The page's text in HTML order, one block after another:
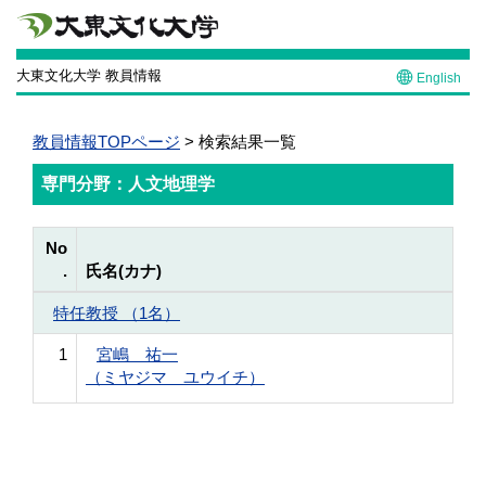
大東文化大学 教員情報 English
教員情報TOPページ > 検索結果一覧
専門分野：人文地理学
No
.
氏名(カナ)
特任教授 （1名）
1
宮嶋 祐一
（ミヤジマ ユウイチ）